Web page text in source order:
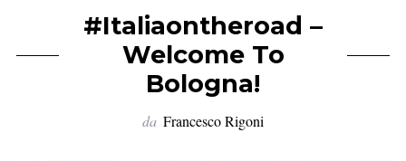
#Italiaontheroad –
Welcome To
Bologna!
da Francesco Rigoni